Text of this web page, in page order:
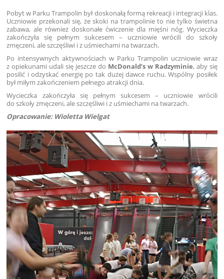
Pobyt w Parku Trampolin był doskonałą formą rekreacji i integracji klas.
Uczniowie przekonali się, że skoki na trampolinie to nie tylko świetna
zabawa, ale również doskonałe ćwiczenie dla mięśni nóg. Wycieczka
zakończyła się pełnym sukcesem – uczniowie wrócili do szkoły
zmęczeni, ale szczęśliwi i z uśmiechami na twarzach.
Po intensywnych aktywnościach w Parku Trampolin uczniowie wraz
z opiekunami udali się jeszcze do McDonald’s w Radzyminie, aby się
posilić i odzyskać energię po tak dużej dawce ruchu. Wspólny posiłek
był miłym zakończeniem pełnego atrakcji dnia.
Wycieczka zakończyła się pełnym sukcesem – uczniowie wrócili
do szkoły zmęczeni, ale szczęśliwi i z uśmiechami na twarzach.
Opracowanie: Wioletta Wielgat